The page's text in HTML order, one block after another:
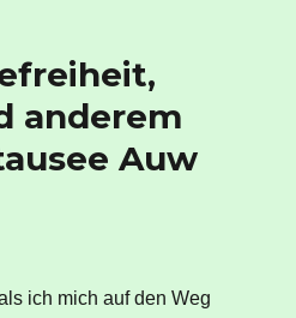
anderem
Auw
ich mich auf den Weg